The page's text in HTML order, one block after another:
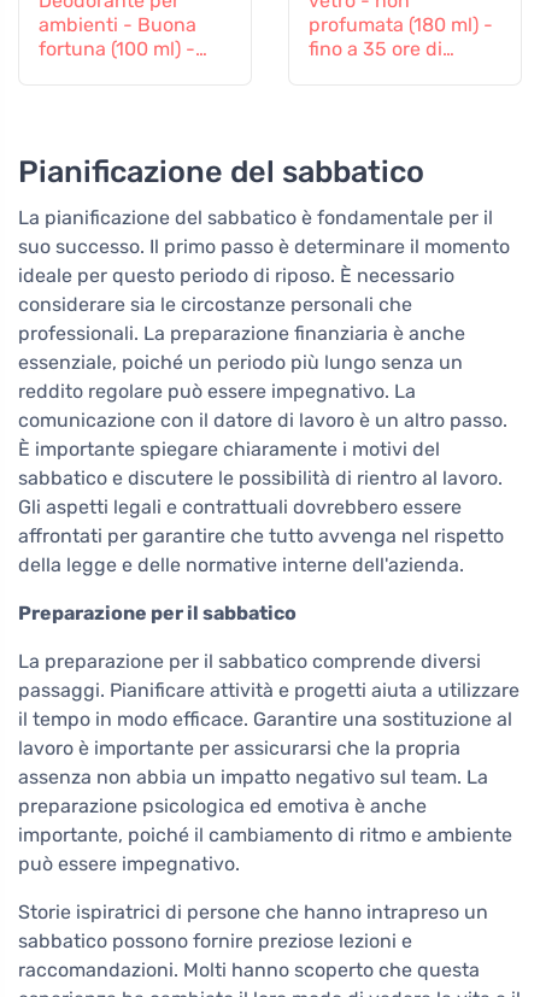
ambienti - Buona
fortuna (100 ml) -
profumata (180 ml) -
fino a 35 ore di
Pianificazione del sabbatico
La pianificazione del sabbatico è fondamentale per il
suo successo. Il primo passo è determinare il momento
ideale per questo periodo di riposo. È necessario
considerare sia le circostanze personali che
professionali. La preparazione finanziaria è anche
essenziale, poiché un periodo più lungo senza un
reddito regolare può essere impegnativo. La
comunicazione con il datore di lavoro è un altro passo.
È importante spiegare chiaramente i motivi del
sabbatico e discutere le possibilità di rientro al lavoro.
Gli aspetti legali e contrattuali dovrebbero essere
affrontati per garantire che tutto avvenga nel rispetto
della legge e delle normative interne dell'azienda.
Preparazione per il sabbatico
La preparazione per il sabbatico comprende diversi
passaggi. Pianificare attività e progetti aiuta a utilizzare
il tempo in modo efficace. Garantire una sostituzione al
lavoro è importante per assicurarsi che la propria
assenza non abbia un impatto negativo sul team. La
preparazione psicologica ed emotiva è anche
importante, poiché il cambiamento di ritmo e ambiente
può essere impegnativo.
Storie ispiratrici di persone che hanno intrapreso un
sabbatico possono fornire preziose lezioni e
raccomandazioni. Molti hanno scoperto che questa